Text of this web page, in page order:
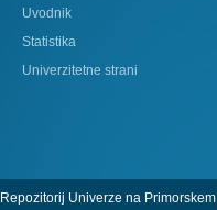
Uvodnik
Statistika
Univerzitetne strani
Repozitorij Univerze na Primorskem